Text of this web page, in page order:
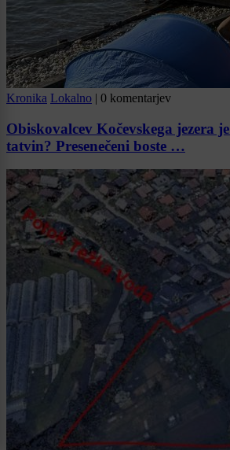
Kronika Lokalno | 0 komentarjev
Obiskovalcev Kočevskega jezera
tatvin? Presenečeni boste …